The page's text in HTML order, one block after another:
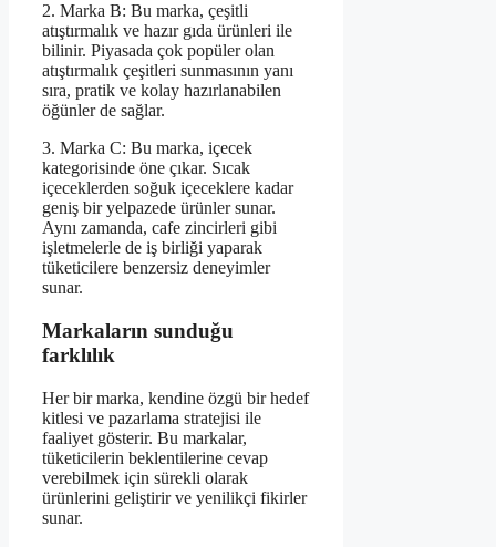
2. Marka B: Bu marka, çeşitli
atıştırmalık ve hazır gıda ürünleri ile
bilinir. Piyasada çok popüler olan
atıştırmalık çeşitleri sunmasının yanı
sıra, pratik ve kolay hazırlanabilen
öğünler de sağlar.
3. Marka C: Bu marka, içecek
kategorisinde öne çıkar. Sıcak
içeceklerden soğuk içeceklere kadar
geniş bir yelpazede ürünler sunar.
Aynı zamanda, cafe zincirleri gibi
işletmelerle de iş birliği yaparak
tüketicilere benzersiz deneyimler
sunar.
Markaların sunduğu
farklılık
Her bir marka, kendine özgü bir hedef
kitlesi ve pazarlama stratejisi ile
faaliyet gösterir. Bu markalar,
tüketicilerin beklentilerine cevap
verebilmek için sürekli olarak
ürünlerini geliştirir ve yenilikçi fikirler
sunar.